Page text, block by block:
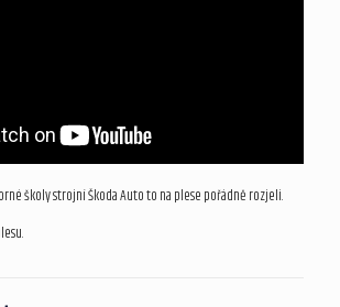
školy strojní Škoda Auto to na plese pořádně rozjeli.